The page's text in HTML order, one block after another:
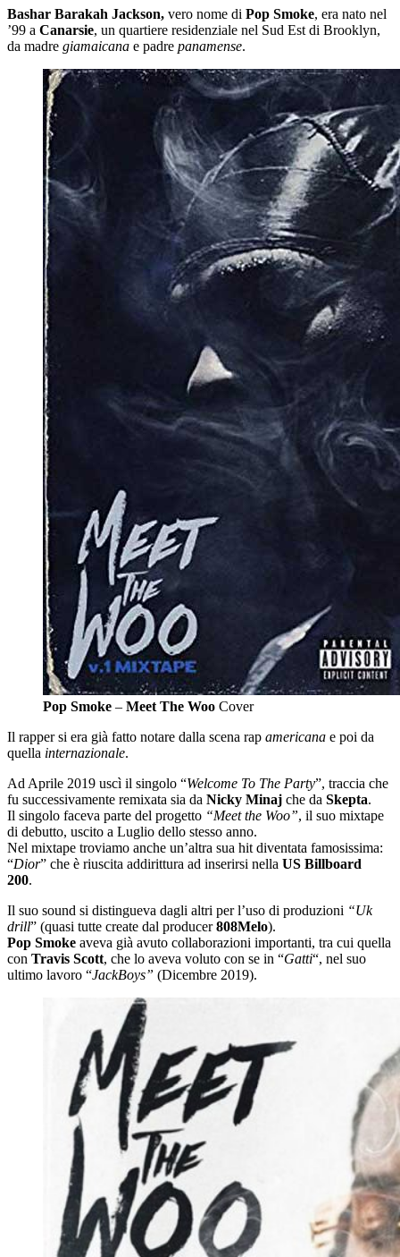
Bashar Barakah Jackson, vero nome di Pop Smoke, era nato nel
’99 a Canarsie, un quartiere residenziale nel Sud Est di Brooklyn,
da madre giamaicana e padre panamense.
Pop Smoke – Meet The Woo Cover
Il rapper si era già fatto notare dalla scena rap americana e poi da
quella internazionale.
Ad Aprile 2019 uscì il singolo “Welcome To The Party”, traccia che
fu successivamente remixata sia da Nicky Minaj che da Skepta.
Il singolo faceva parte del progetto “Meet the Woo”, il suo mixtape
di debutto, uscito a Luglio dello stesso anno.
Nel mixtape troviamo anche un’altra sua hit diventata famosissima:
“Dior” che è riuscita addirittura ad inserirsi nella US Billboard
200.
Il suo sound si distingueva dagli altri per l’uso di produzioni “Uk
drill” (quasi tutte create dal producer808Melo).
Pop Smoke aveva già avuto collaborazioni importanti, tra cui quella
con Travis Scott, che lo aveva voluto con se in “Gatti“, nel suo
ultimo lavoro “JackBoys” (Dicembre 2019).